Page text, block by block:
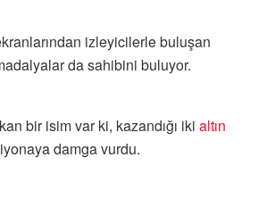
izleyicilerle buluşan
da sahibini buluyor.
bir isim var ki, kazandığı iki altın
damga vurdu.